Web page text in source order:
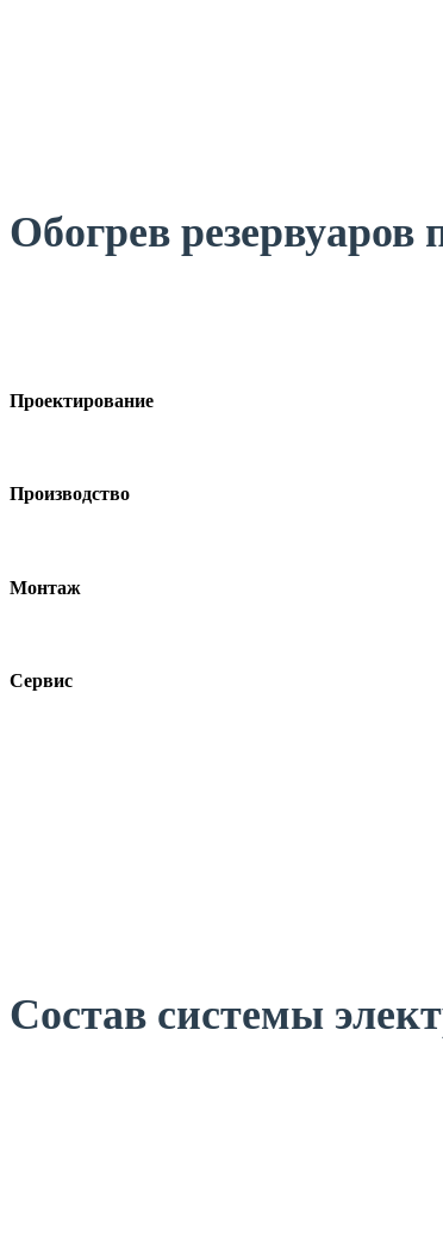
Обогрев резервуаров
Проектирование
Производство
Монтаж
Сервис
Состав системы